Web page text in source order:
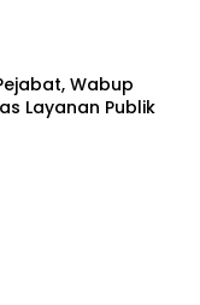
Wabup
Layanan Publik